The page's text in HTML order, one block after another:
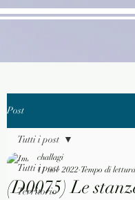
Post
Tutti i post
Territorio
Tutti i post
(D0075) Le
challagi
11 nov 2022 Tempo di